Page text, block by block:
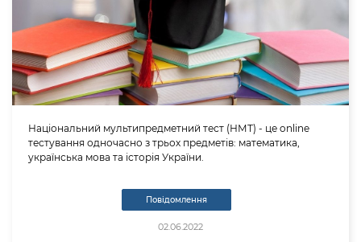
Національний мультипредметний тест (НМТ) - це online
тестування одночасно з трьох предметів: математика,
українська мова та історія України.
Повідомлення
02.06.2022